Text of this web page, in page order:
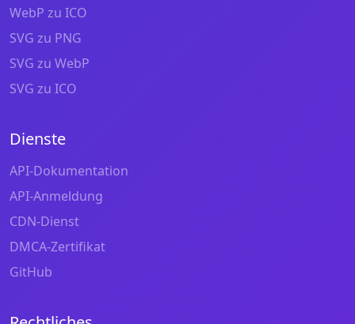
WebP zu ICO
SVG zu PNG
SVG zu WebP
SVG zu ICO
Dienste
API-Dokumentation
API-Anmeldung
CDN-Dienst
DMCA-Zertifikat
GitHub